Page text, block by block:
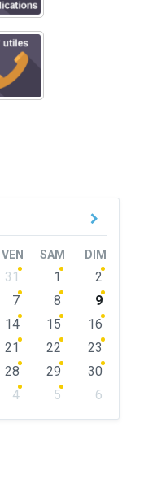
VEN SAM DIM
31 1
2
7 8
9
14 15
16
21 22
23
28 29
30
4 5
6